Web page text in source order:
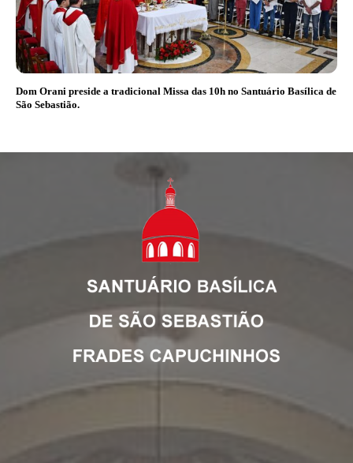
Dom Orani preside a tradicional Missa das 10h no Santuário Basílica de
São Sebastião.